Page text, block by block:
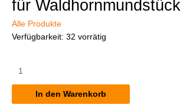
für Waldhornmundstück
Alle Produkte
Verfügbarkeit: 32 vorrätig
ADA1
Adapter
Alphorn
In den Warenkorb